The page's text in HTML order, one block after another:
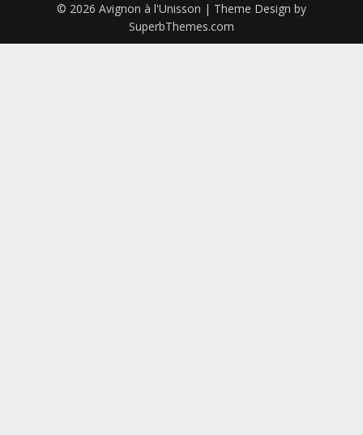
© 2026 Avignon à l'Unisson | Theme Design by
SuperbThemes.com